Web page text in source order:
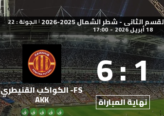
الثاني - شطر الشمال 2025-2026 | الجولة : 22
18 أبريل 2026 -
17:00
1
:
6
نهاية المباراة
FS- الكواكب القنيطري
AKK
ف ف ف ف ف